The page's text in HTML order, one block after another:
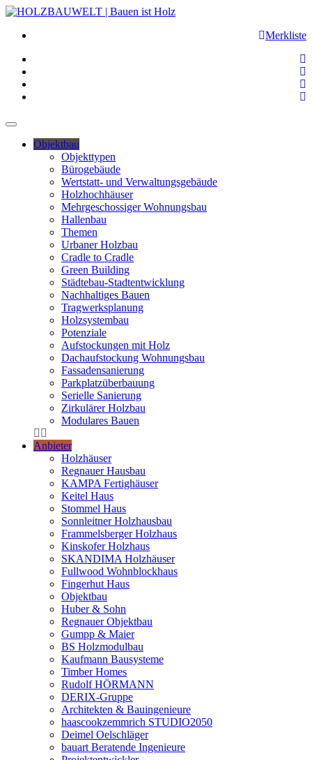
Merkliste
Objektbau
Objekttypen
Bürogebäude
Wertstatt- und Verwaltungsgebäude
Holzhochhäuser
Mehrgeschossiger Wohnungsbau
Hallenbau
Themen
Urbaner Holzbau
Cradle to Cradle
Green Building
Städtebau-Stadtentwicklung
Nachhaltiges Bauen
Tragwerksplanung
Holzsystembau
Potenziale
Aufstockungen mit Holz
Dachaufstockung Wohnungsbau
Fassadensanierung
Parkplatzüberbauung
Serielle Sanierung
Zirkulärer Holzbau
Modulares Bauen
Anbieter
Holzhäuser
Regnauer Hausbau
KAMPA Fertighäuser
Keitel Haus
Stommel Haus
Sonnleitner Holzhausbau
Frammelsberger Holzhaus
Kinskofer Holzhaus
SKANDIMA Holzhäuser
Fullwood Wohnblockhaus
Fingerhut Haus
Objektbau
Huber & Sohn
Regnauer Objektbau
Gumpp & Maier
BS Holzmodulbau
Kaufmann Bausysteme
Timber Homes
Rudolf HÖRMANN
DERIX-Gruppe
Architekten & Bauingenieure
haascookzemmrich STUDIO2050
Deimel Oelschläger
bauart Beratende Ingenieure